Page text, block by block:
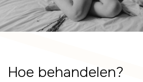
Hoe behandelen?